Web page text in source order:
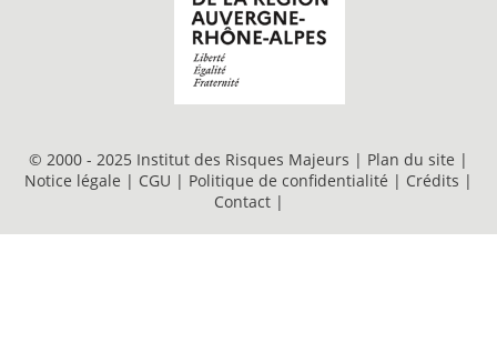
© 2000 - 2025 Institut des Risques Majeurs | Plan du site |
Notice légale | CGU | Politique de confidentialité | Crédits |
Contact |